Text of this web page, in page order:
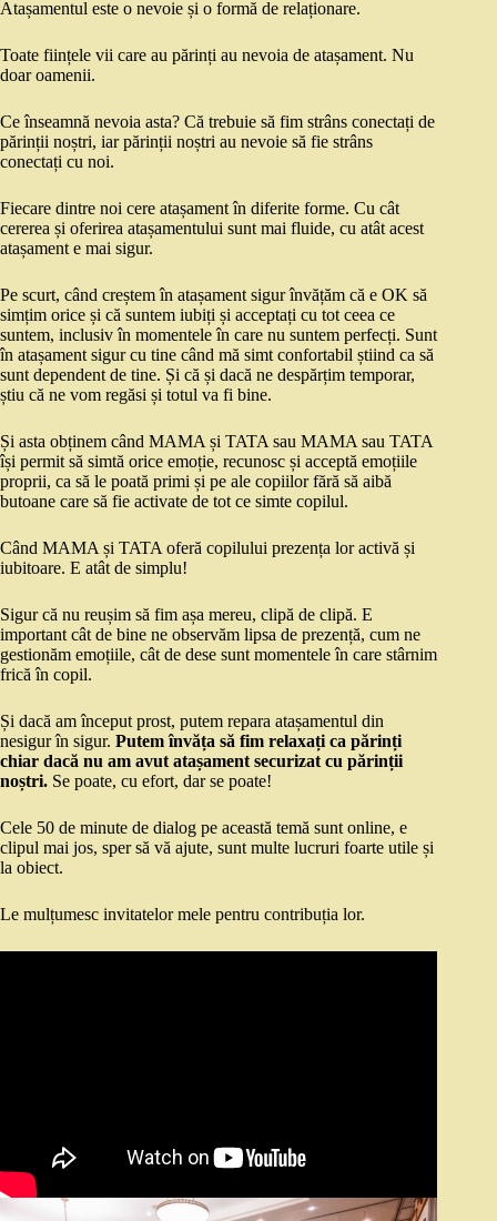
Atașamentul este o nevoie și o formă de relaționare.
Toate ființele vii care au părinți au nevoia de atașament. Nu
doar oamenii.
Ce înseamnă nevoia asta? Că trebuie să fim strâns conectați de
părinții noștri, iar părinții noștri au nevoie să fie strâns
conectați cu noi.
Fiecare dintre noi cere atașament în diferite forme. Cu cât
cererea și oferirea atașamentului sunt mai fluide, cu atât acest
atașament e mai sigur.
Pe scurt, când creștem în atașament sigur învățăm că e OK să
simțim orice și că suntem iubiți și acceptați cu tot ceea ce
suntem, inclusiv în momentele în care nu suntem perfecți. Sunt
în atașament sigur cu tine când mă simt confortabil știind ca să
sunt dependent de tine. Și că și dacă ne despărțim temporar,
știu că ne vom regăsi și totul va fi bine.
Și asta obținem când MAMA și TATA sau MAMA sau TATA
își permit să simtă orice emoție, recunosc și acceptă emoțiile
proprii, ca să le poată primi și pe ale copiilor fără să aibă
butoane care să fie activate de tot ce simte copilul.
Când MAMA și TATA oferă copilului prezența lor activă și
iubitoare. E atât de simplu!
Sigur că nu reușim să fim așa mereu, clipă de clipă. E
important cât de bine ne observăm lipsa de prezență, cum ne
gestionăm emoțiile, cât de dese sunt momentele în care stârnim
frică în copil.
Și dacă am început prost, putem repara atașamentul din
nesigur în sigur. Putem învăța să fim relaxați ca părinți
chiar dacă nu am avut atașament securizat cu părinții
noștri. Se poate, cu efort, dar se poate!
Cele 50 de minute de dialog pe această temă sunt online, e
clipul mai jos, sper să vă ajute, sunt multe lucruri foarte utile și
la obiect.
Le mulțumesc invitatelor mele pentru contribuția lor.